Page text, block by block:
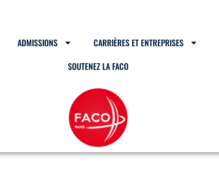
ADMISSIONS CARRIÈRES ET ENTREPRISES
SOUTENEZ LA FACO